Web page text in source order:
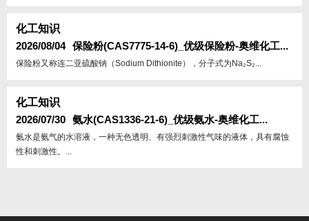
化工知识
2026/08/04 保险粉(CAS7775-14-6)_优级保险粉-奥维化工...
保险粉又称连二亚硫酸钠（Sodium Dithionite），分子式为Na₂S₂...
化工知识
2026/07/30 氨水(CAS1336-21-6)_优级氨水-奥维化工...
氨水是氨气的水溶液，一种无色透明、有强烈刺激性气味的液体，具有腐蚀
性和刺激性。...